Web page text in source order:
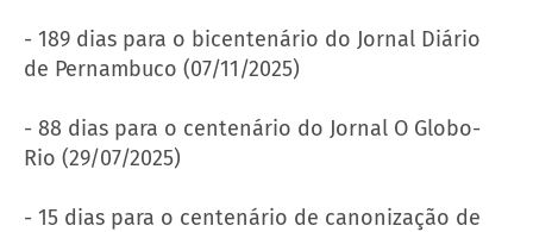
- 189 dias para o bicentenário do Jornal Diário
de Pernambuco (07/11/2025)
- 88 dias para o centenário do Jornal O Globo-
Rio (29/07/2025)
- 15 dias para o centenário de canonização de